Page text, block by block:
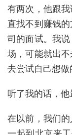
有两次，他跟
直找不到赚钱
司的面试。我
场，可能就出
去尝试自己想做
听了我的话，他
在以前，我们